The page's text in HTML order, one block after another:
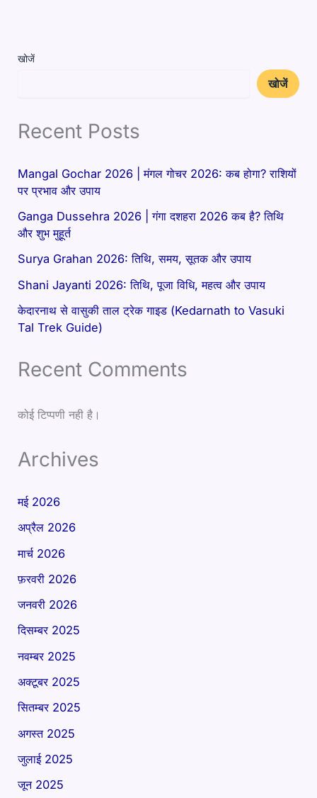
खोजें
खोजें
Recent Posts
Mangal Gochar 2026 | मंगल गोचर 2026: कब होगा? राशियों
पर प्रभाव और उपाय
Ganga Dussehra 2026 | गंगा दशहरा 2026 कब है? तिथि
और शुभ मुहूर्त
Surya Grahan 2026: तिथि, समय, सूतक और उपाय
Shani Jayanti 2026: तिथि, पूजा विधि, महत्व और उपाय
केदारनाथ से वासुकी ताल ट्रेक गाइड (Kedarnath to Vasuki
Tal Trek Guide)
Recent Comments
कोई टिप्पणी नही है।
Archives
मई 2026
अप्रैल 2026
मार्च 2026
फ़रवरी 2026
जनवरी 2026
दिसम्बर 2025
नवम्बर 2025
अक्टूबर 2025
सितम्बर 2025
अगस्त 2025
जुलाई 2025
जून 2025